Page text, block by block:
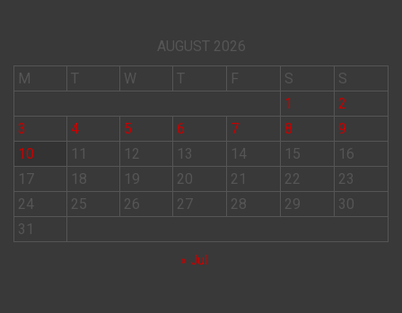
AUGUST 2026
M
T W T F S
S
1
2
3
4 5 6 7 8
9
10
11 12 13 14 15
16
17
18 19 20 21 22
23
24
25 26 27 28 29
30
31
« Jul